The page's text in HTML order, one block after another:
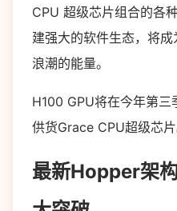
CPU 超级芯片组合的各
建强大的软件生态，将
浪潮的能量。
H100 GPU将在今年第
供货Grace CPU超级芯片
最新Hopper架